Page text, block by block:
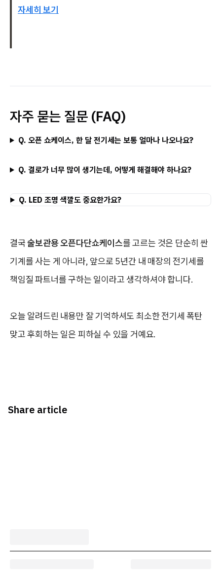
자세히 보기
자주 묻는 질문 (FAQ)
Q. 오픈 쇼케이스, 한 달 전기세는 보통 얼마나 나오나요?
Q. 결로가 너무 많이 생기는데, 어떻게 해결해야 하나요?
Q. LED 조명 색깔도 중요한가요?
결국술보관용 오픈다단쇼케이스를 고르는 것은 단순히 싼
기계를 사는 게 아니라, 앞으로 5년간 내 매장의 전기세를
책임질 파트너를 구하는 일이라고 생각하셔야 합니다.
오늘 알려드린 내용만 잘 기억하셔도 최소한 전기세 폭탄
맞고 후회하는 일은 피하실 수 있을 거예요.
Share article